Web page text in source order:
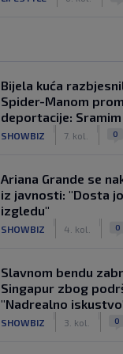
Bijela kuća
Spider-Manom
deportacije: Sramim
SHOWBIZ 7. kol. 0
Ariana Grande se
iz javnosti: "Dosta
izgledu"
SHOWBIZ 4. kol. 0
Slavnom bendu
Singapur zbog
"Nadrealno
SHOWBIZ 3. kol. 0